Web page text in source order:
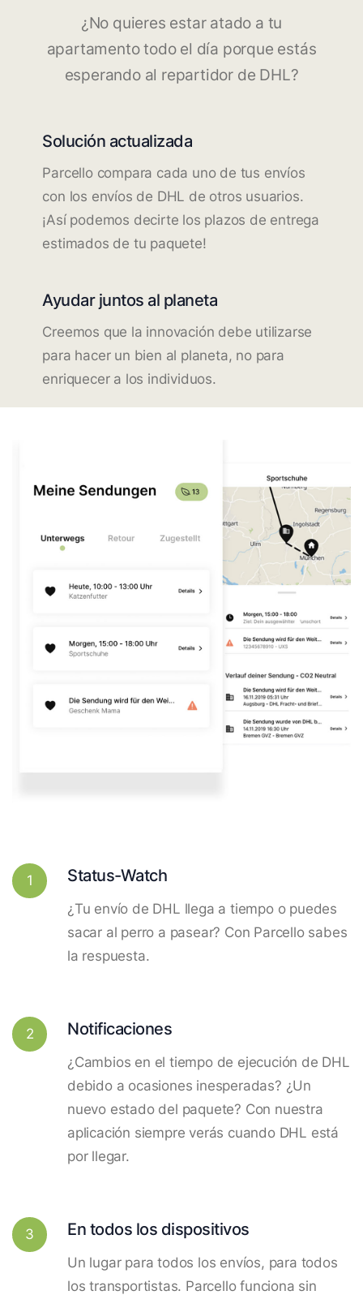
¿No quieres estar atado a tu
apartamento todo el día porque estás
esperando al repartidor de DHL?
Solución actualizada
Parcello compara cada uno de tus envíos
con los envíos de DHL de otros usuarios.
¡Así podemos decirte los plazos de entrega
estimados de tu paquete!
Ayudar juntos al planeta
Creemos que la innovación debe utilizarse
para hacer un bien al planeta, no para
enriquecer a los individuos.
1 Status-Watch
¿Tu envío de DHL llega a tiempo o puedes
sacar al perro a pasear? Con Parcello sabes
la respuesta.
2 Notificaciones
¿Cambios en el tiempo de ejecución de DHL
debido a ocasiones inesperadas? ¿Un
nuevo estado del paquete? Con nuestra
aplicación siempre verás cuando DHL está
por llegar.
3 En todos los dispositivos
Un lugar para todos los envíos, para todos
los transportistas. Parcello funciona sin